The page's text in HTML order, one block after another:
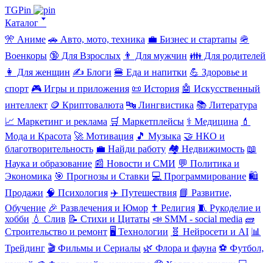
TGPin
Каталог 🢓
🎌 Аниме 🚗 Авто, мото, техника 💼 Бизнес и стартапы 🪖
Военкоры 🔞 Для Взрослых 👨 Для мужчин 👪 Для родителей
👩 Для женщин ✍️ Блоги 🍔 Еда и напитки 💪 Здоровье и
спорт 🎮 Игры и приложения 📜 История 🤖 Искусственный
интеллект 🪙 Криптовалюта 🔤 Лингвистика 📚 Литература
📈 Маркетинг и реклама 🛒 Маркетплейсы ⚕️ Медицина 💄
Мода и Красота 🚀 Мотивация 🎵 Музыка 🤝 НКО и
благотворительность 💼 Найди работу 🏘️ Недвижимость 📖
Наука и образование 📰 Новости и СМИ 💬 Политика и
Экономика 🎯 Прогнозы и Ставки 💻 Программирование 🛍️
Продажи 🧠 Психология ✈️ Путешествия 📘 Развитие,
Обучение 🎉 Развлечения и Юмор ✝️ Религия 🧵 Рукоделие и
хобби 💧 Слив 📝 Стихи и Цитаты 📣 SMM - social media 🧱
Строительство и ремонт 🖥️ Технологии 🧬 Нейросети и AI 📊
Трейдинг 🎬 Фильмы и Сериалы 🌿 Флора и фауна ⚽ Футбол,